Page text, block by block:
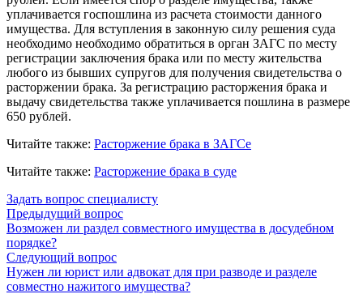
уплачивается госпошлина из расчета стоимости данного
имущества. Для вступления в законную силу решения суда
необходимо необходимо обратиться в орган ЗАГС по месту
регистрации заключения брака или по месту жительства
любого из бывших супругов для получения свидетельства о
расторжении брака. За регистрацию расторжения брака и
выдачу свидетельства также уплачивается пошлина в размере
650 рублей.
Читайте также: Расторжение брака в ЗАГСе
Читайте также: Расторжение брака в суде
Задать вопрос специалисту
Предыдущий вопрос
Возможен ли раздел совместного имущества в досудебном
порядке?
Следующий вопрос
Нужен ли юрист или адвокат для при разводе и разделе
совместно нажитого имущества?